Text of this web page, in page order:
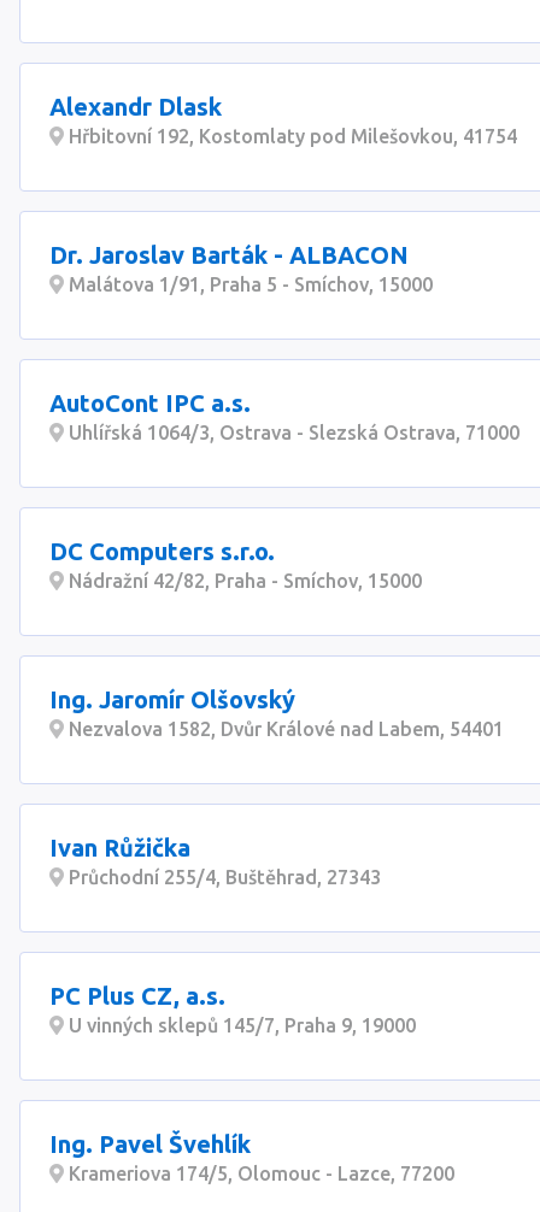
Alexandr Dlask
Hřbitovní 192, Kostomlaty pod Milešovkou, 41754
Dr. Jaroslav Barták - ALBACON
Malátova 1/91, Praha 5 - Smíchov, 15000
AutoCont IPC a.s.
Uhlířská 1064/3, Ostrava - Slezská Ostrava, 71000
DC Computers s.r.o.
Nádražní 42/82, Praha - Smíchov, 15000
Ing. Jaromír Olšovský
Nezvalova 1582, Dvůr Králové nad Labem, 54401
Ivan Růžička
Průchodní 255/4, Buštěhrad, 27343
PC Plus CZ, a.s.
U vinných sklepů 145/7, Praha 9, 19000
Ing. Pavel Švehlík
Krameriova 174/5, Olomouc - Lazce, 77200